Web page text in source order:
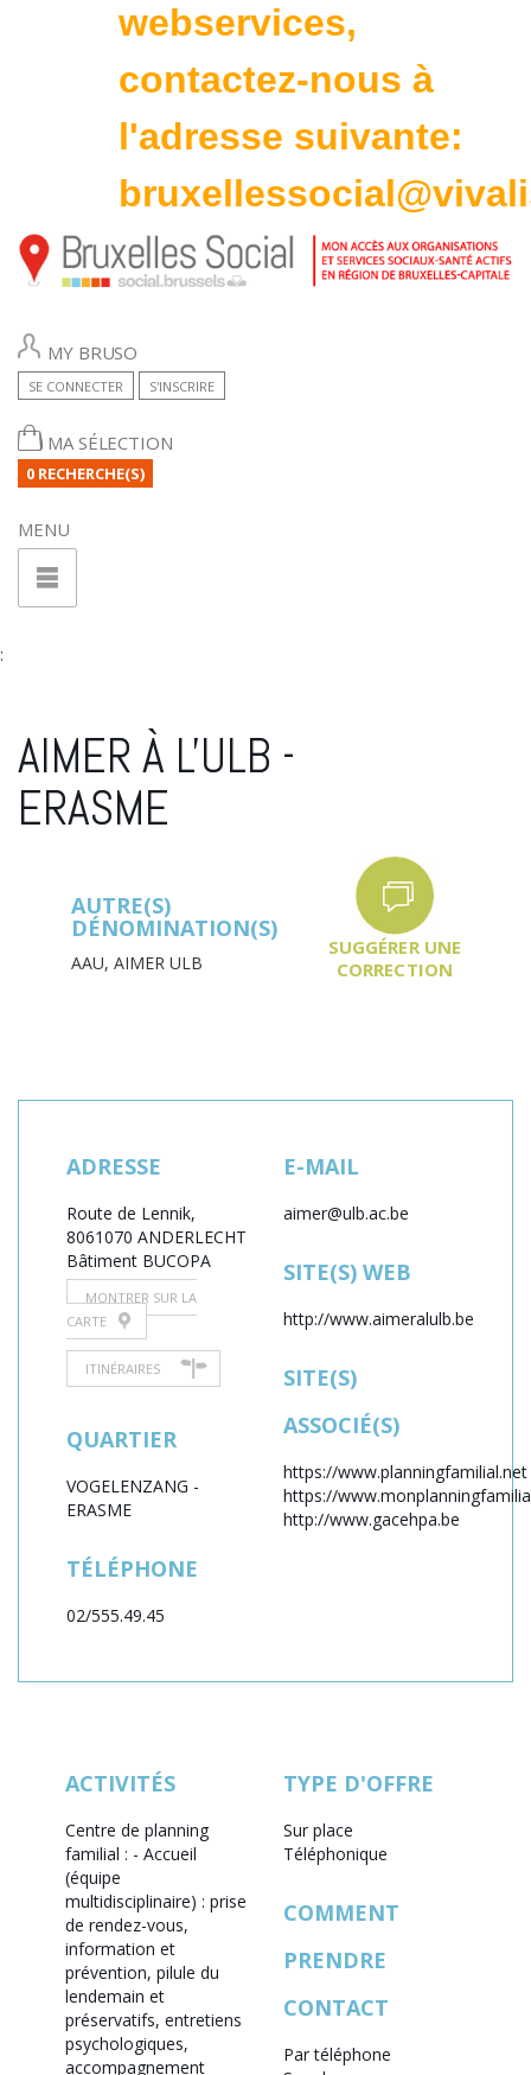
webservices,
contactez-nous à
l'adresse suivante:
MY BRUSO
SE CONNECTER S'INSCRIRE
MA SÉLECTION
0 RECHERCHE(S)
MENU
:
AIMER À L'ULB -
ERASME
AUTRE(S)
DÉNOMINATION(S)
AAU, AIMER ULB
SUGGÉRER UNE
CORRECTION
ADRESSE
Route de Lennik,
8061070 ANDERLECHT
Bâtiment BUCOPA
MONTRER SUR LA
CARTE
ITINÉRAIRES
QUARTIER
VOGELENZANG -
ERASME
TÉLÉPHONE
02/555.49.45
E-MAIL
aimer@ulb.ac.be
SITE(S) WEB
http://www.aimeralulb.be
SITE(S)
ASSOCIÉ(S)
https://www.planningfamilial.net
https://
http://www.gacehpa.be
ACTIVITÉS
Centre de planning
familial : - Accueil
(équipe
multidisciplinaire) : prise
de rendez-vous,
information et
prévention, pilule du
lendemain et
préservatifs, entretiens
psychologiques,
accompagnement
TYPE D'OFFRE
Sur place
Téléphonique
COMMENT
PRENDRE
CONTACT
Par téléphone